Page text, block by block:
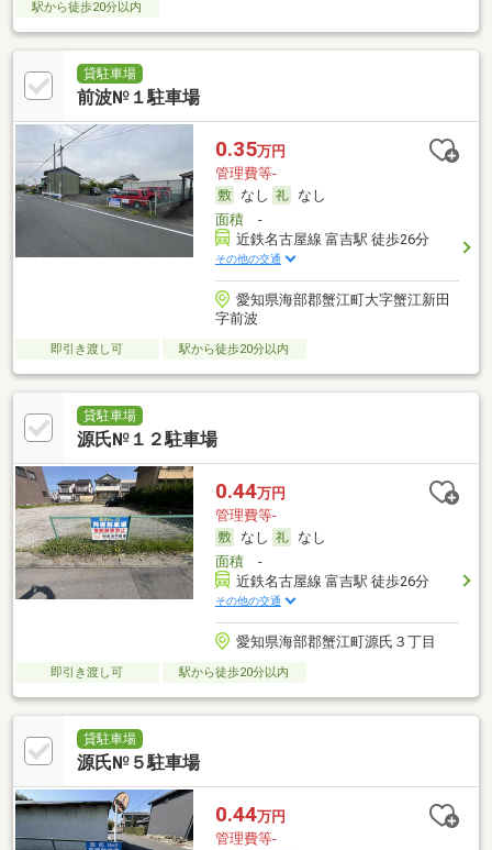
駅から徒歩20分以内
貸駐車場
前波№１駐車場
0.35万円
管理費等-
なし
なし
面積-
近鉄名古屋線 富吉駅 徒歩26分
その他の交通
愛知県海部郡蟹江町大字蟹江新田
字前波
即引き渡し可 駅から徒歩20分以内
貸駐車場
源氏№１２駐車場
0.44万円
管理費等-
なし
なし
面積-
近鉄名古屋線 富吉駅 徒歩26分
その他の交通
愛知県海部郡蟹江町源氏３丁目
即引き渡し可 駅から徒歩20分以内
貸駐車場
源氏№５駐車場
0.44万円
管理費等-